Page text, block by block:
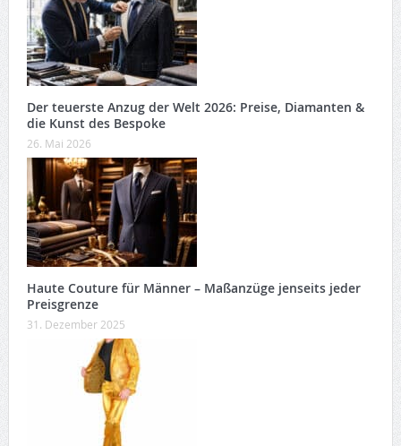
Der teuerste Anzug der Welt 2026: Preise, Diamanten &
die Kunst des Bespoke
26. Mai 2026
Haute Couture für Männer – Maßanzüge jenseits jeder
Preisgrenze
31. Dezember 2025